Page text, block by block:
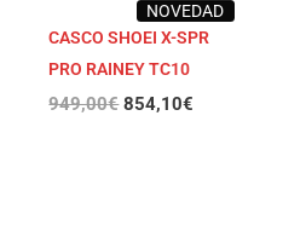
NOVEDAD
CASCO SHOEI X-SPR
PRO RAINEY TC10
949,00€ 854,10€